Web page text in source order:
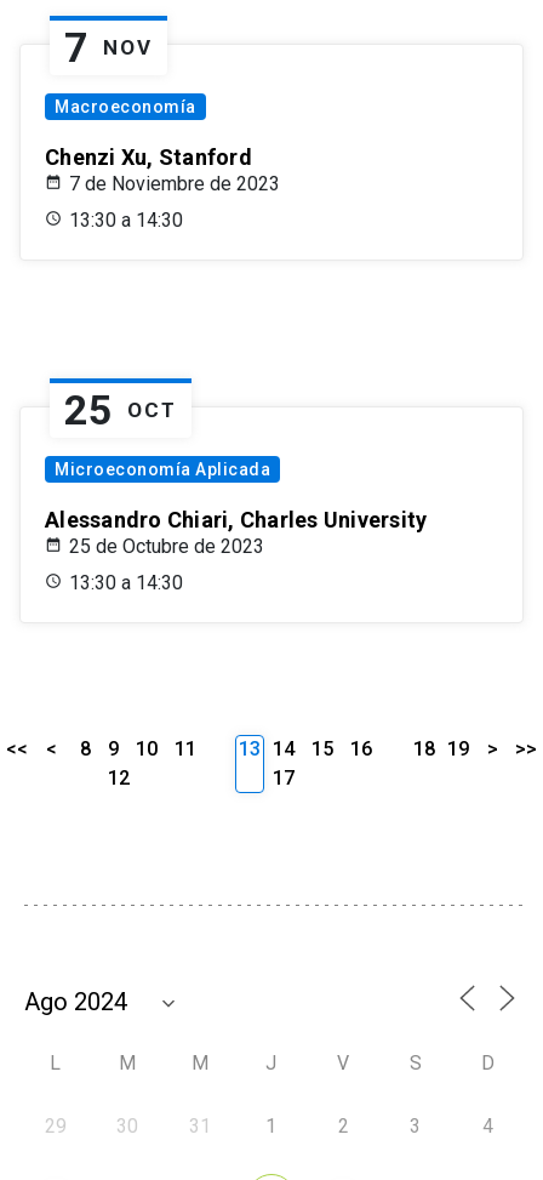
7 NOV
Macroeconomía
Chenzi Xu, Stanford
7 de Noviembre de 2023
13:30 a 14:30
25 OCT
Microeconomía Aplicada
Alessandro Chiari, Charles University
25 de Octubre de 2023
13:30 a 14:30
<< < 8 9 10
11
12
13 14 15
16
17
18 19 > >>
L M M J V S D
29 30 31 1 2 3 4